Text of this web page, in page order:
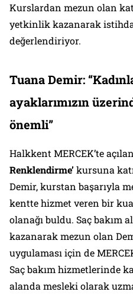
Kurslardan mezun olan
yetkinlik kazanarak
değerlendiriyor.
Tuana Demir:
ayaklarımızın
önemli”
Halkkent MERCEK’te açılan
Renklendirme’ kursuna
Demir, kurstan başarıyla
kentte hizmet veren bir
olanağı buldu. Saç bakım
kazanarak mezun olan
uygulaması için de
Saç bakım hizmetlerinde
alanda mesleki olarak